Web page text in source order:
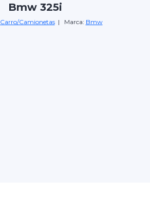
Bmw 325i
Carro/Camionetas| Marca: Bmw